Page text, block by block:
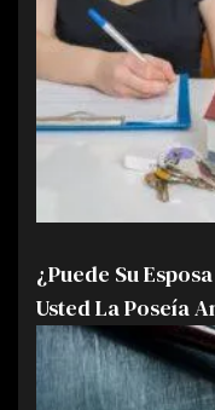
¿Puede Su
Usted La Poseía